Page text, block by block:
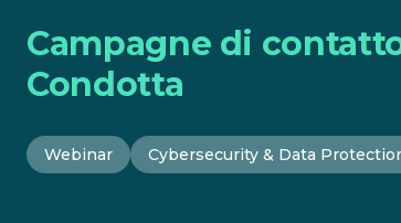
Campagne di
Condotta
Webinar Cybersecurity & Data